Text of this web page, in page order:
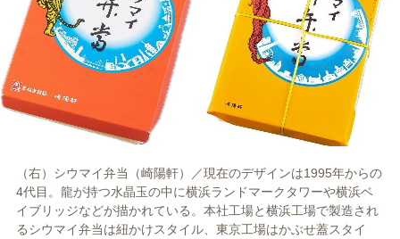
（右）シウマイ弁当（崎陽軒）／現在のデザインは1995年からの
4代目。龍が持つ水晶玉の中に横浜ランドマークタワーや横浜ベ
イブリッジなどが描かれている。本社工場と横浜工場で製造され
るシウマイ弁当は紐かけスタイル、東京工場はかぶせ蓋スタイ